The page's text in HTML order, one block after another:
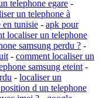
telephone egare -
un telephone à
en tunisie - apk pour
localiser un telephone
samsung perdu ? -
- comment localiser un
samsung eteint -
- localiser un
d un telephone